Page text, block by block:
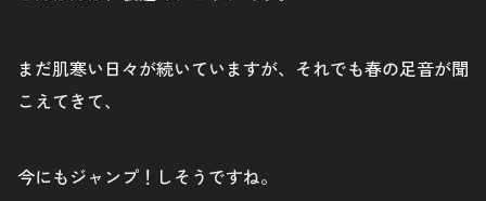
まだ肌寒い日々が続いていますが、それでも春の足音が聞
こえてきて、
今にもジャンプ！しそうですね。